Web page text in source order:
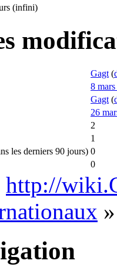
(infini)
Gagt (
8
Gagt (
26
2
1
les derniers 90 jours) 0
0
http://
»